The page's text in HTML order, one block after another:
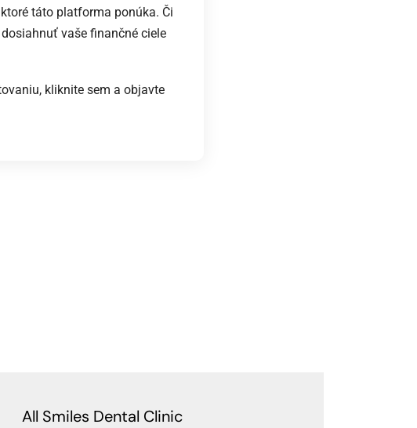
táto platforma ponúka. Či
vaše finančné ciele
kliknite sem a objavte
All Smiles Dental Clinic